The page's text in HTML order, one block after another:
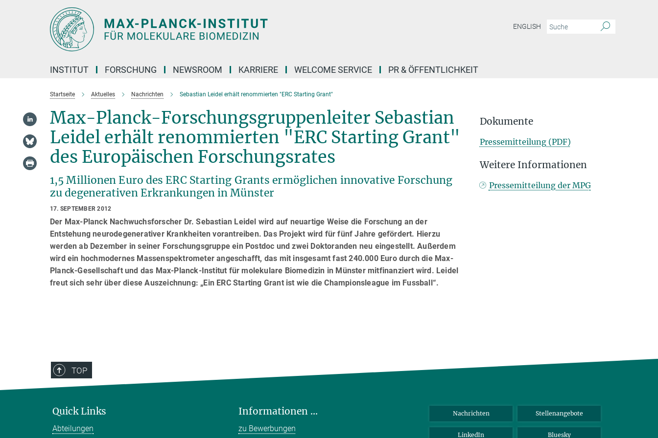
ENGLISH
INSTITUT FORSCHUNG NEWSROOM KARRIERE WELCOME SERVICE PR & ÖFFENTLICHKEIT
Startseite Aktuelles Nachrichten Sebastian Leidel erhält renommierten "ERC Starting Grant"
Max-Planck-Forschungsgruppenleiter Sebastian
Leidel erhält renommierten "ERC Starting Grant"
des Europäischen Forschungsrates
1,5 Millionen Euro des ERC Starting Grants ermöglichen innovative Forschung
zu degenerativen Erkrankungen in Münster
17. SEPTEMBER 2012
Der Max-Planck Nachwuchsforscher Dr. Sebastian Leidel wird auf neuartige Weise die Forschung an der
Entstehung neurodegenerativer Krankheiten vorantreiben. Das Projekt wird für fünf Jahre gefördert. Hierzu
werden ab Dezember in seiner Forschungsgruppe ein Postdoc und zwei Doktoranden neu eingestellt. Außerdem
wird ein hochmodernes Massenspektrometer angeschafft, das mit insgesamt fast 240.000 Euro durch die Max-
Planck-Gesellschaft und das Max-Planck-Institut für molekulare Biomedizin in Münster mitfinanziert wird. Leidel
freut sich sehr über diese Auszeichnung: „Ein ERC Starting Grant ist wie die Championsleague im Fussball“.
Dokumente
Pressemitteilung (PDF)
Weitere Informationen
Pressemitteilung der MPG
TOP
Quick Links
Abteilungen
Informationen ...
zu Bewerbungen
Nachrichten Stellenangebote
LinkedIn Bluesky